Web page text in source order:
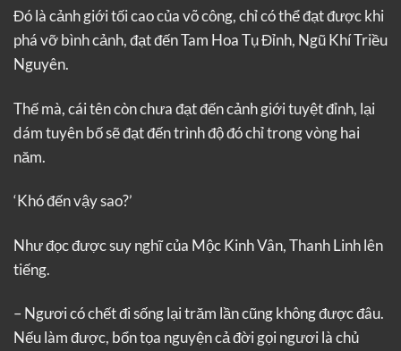
Đó là cảnh giới tối cao của võ công, chỉ có thể đạt được khi
phá vỡ bình cảnh, đạt đến Tam Hoa Tụ Đỉnh, Ngũ Khí Triều
Nguyên.
Thế mà, cái tên còn chưa đạt đến cảnh giới tuyệt đỉnh, lại
dám tuyên bố sẽ đạt đến trình độ đó chỉ trong vòng hai
năm.
‘Khó đến vậy sao?’
Như đọc được suy nghĩ của Mộc Kinh Vân, Thanh Linh lên
tiếng.
– Ngươi có chết đi sống lại trăm lần cũng không được đâu.
Nếu làm được, bổn tọa nguyện cả đời gọi ngươi là chủ